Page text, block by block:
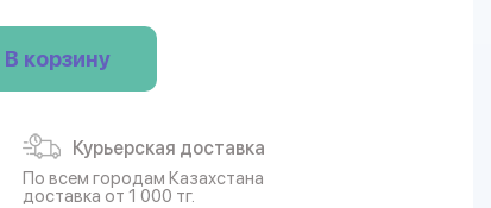
В корзину
Курьерская доставка
По всем городам Казахстана
доставка от 1 000 тг.